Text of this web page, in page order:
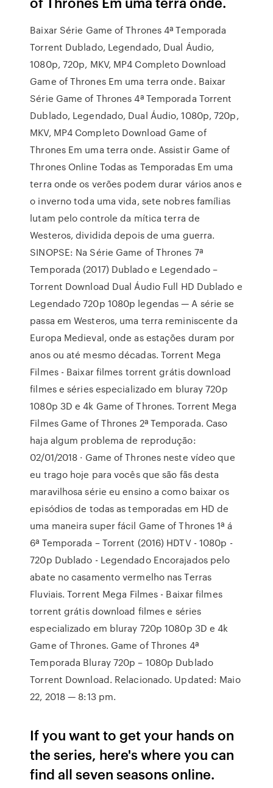
Baixar Série Game of Thrones 4ª Temporada
Torrent Dublado, Legendado, Dual Áudio,
1080p, 720p, MKV, MP4 Completo Download
Game of Thrones Em uma terra onde. Baixar
Série Game of Thrones 4ª Temporada Torrent
Dublado, Legendado, Dual Áudio, 1080p, 720p,
MKV, MP4 Completo Download Game of
Thrones Em uma terra onde. Assistir Game of
Thrones Online Todas as Temporadas Em uma
terra onde os verões podem durar vários anos e
o inverno toda uma vida, sete nobres famílias
lutam pelo controle da mítica terra de
Westeros, dividida depois de uma guerra.
SINOPSE: Na Série Game of Thrones 7ª
Temporada (2017) Dublado e Legendado –
Torrent Download Dual Áudio Full HD Dublado e
Legendado 720p 1080p legendas — A série se
passa em Westeros, uma terra reminiscente da
Europa Medieval, onde as estações duram por
anos ou até mesmo décadas. Torrent Mega
Filmes - Baixar filmes torrent grátis download
filmes e séries especializado em bluray 720p
1080p 3D e 4k Game of Thrones. Torrent Mega
Filmes Game of Thrones 2ª Temporada. Caso
haja algum problema de reprodução:
02/01/2018 · Game of Thrones neste vídeo que
eu trago hoje para vocês que são fãs desta
maravilhosa série eu ensino a como baixar os
episódios de todas as temporadas em HD de
uma maneira super fácil Game of Thrones 1ª á
6ª Temporada – Torrent (2016) HDTV - 1080p -
720p Dublado - Legendado Encorajados pelo
abate no casamento vermelho nas Terras
Fluviais. Torrent Mega Filmes - Baixar filmes
torrent grátis download filmes e séries
especializado em bluray 720p 1080p 3D e 4k
Game of Thrones. Game of Thrones 4ª
Temporada Bluray 720p – 1080p Dublado
Torrent Download. Relacionado. Updated: Maio
22, 2018 — 8:13 pm.
If you want to get your hands on
the series, here's where you can
find all seven seasons online.